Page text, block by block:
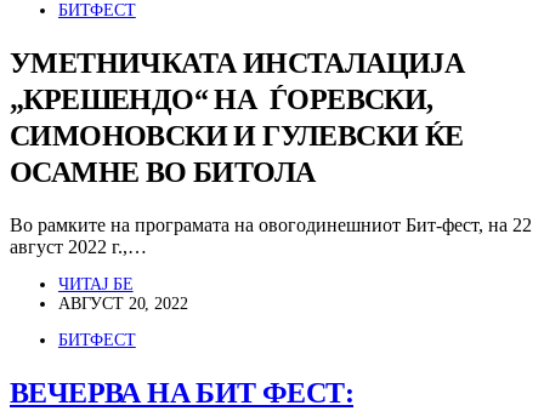
БИТФЕСТ
УМЕТНИЧКАТА ИНСТАЛАЦИЈА
„КРЕШЕНДО“ НА ЃОРЕВСКИ,
СИМОНОВСКИ И ГУЛЕВСКИ ЌЕ
ОСАМНЕ ВО БИТОЛА
Во рамките на програмата на овогодинешниот Бит-фест, на 22
август 2022 г.,…
ЧИТАЈ БЕ
АВГУСТ 20, 2022
БИТФЕСТ
ВЕЧЕРВА НА БИТ ФЕСТ: